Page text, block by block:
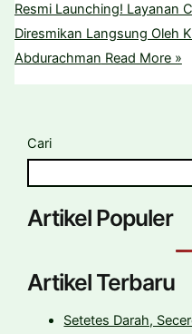
Resmi Launching! Layanan
Diresmikan Langsung Oleh
Abdurachman Read More »
Cari
Artikel Populer
Artikel Terbaru
Setetes Darah,